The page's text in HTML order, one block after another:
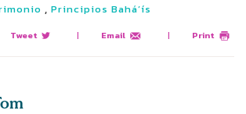
,Principios Bahá’ís
Tweet | Email | Print